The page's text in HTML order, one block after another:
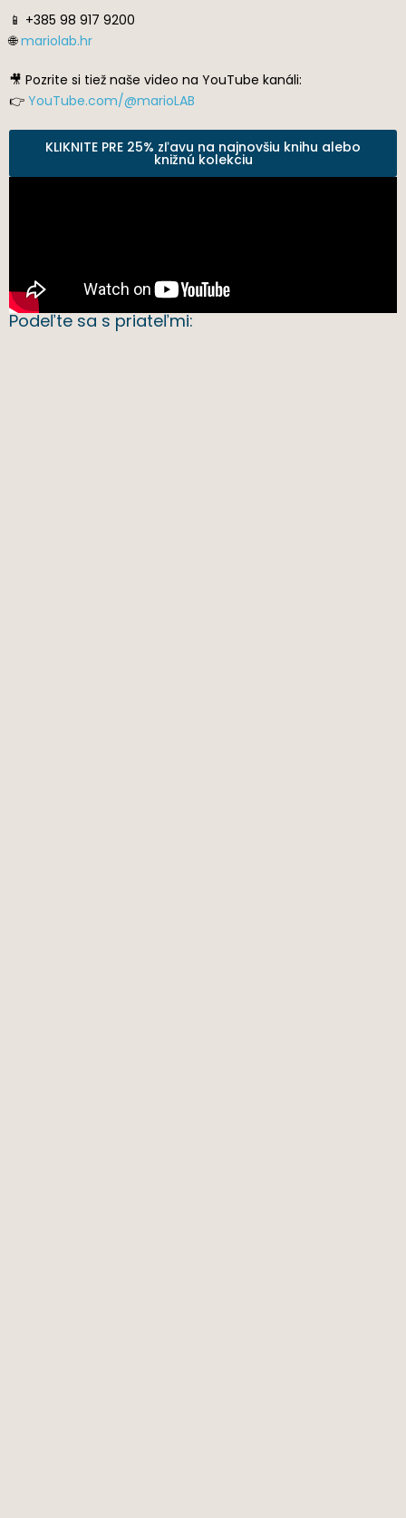
📱 +385 98 917 9200
🌐mariolab.hr
🎥 Pozrite si tiež naše video na YouTube kanáli:
👉 YouTube.com/@marioLAB
KLIKNITE PRE 25% zľavu na najnovšiu knihu alebo
knižnú kolekciu
Podeľte sa s priateľmi: